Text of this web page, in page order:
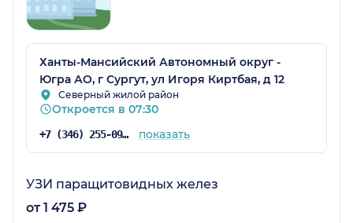
Ханты-Мансийский Автономный округ -
Югра АО, г Сургут, ул Игоря Киртбая, д 12
Северный жилой район
Откроется в 07:30
+7 (346) 255-09-36 показать
УЗИ паращитовидных желез
от 1 475 ₽